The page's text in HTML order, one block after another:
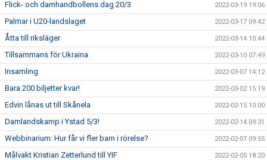
Flick- och damhandbollens dag 20/3 2022-03-19 19:06
Palmar i U20-landslaget 2022-03-17 09:42
Åtta till riksläger 2022-03-14 10:44
Tillsammans för Ukraina 2022-03-10 07:49
Insamling 2022-03-07 14:12
Bara 200 biljetter kvar! 2022-03-02 15:19
Edvin lånas ut till Skånela 2022-02-15 10:00
Damlandskamp i Ystad 5/3! 2022-02-14 09:31
Webbinarium: Hur får vi fler barn i rörelse? 2022-02-07 09:55
Målvakt Kristian Zetterlund till YIF 2022-02-05 18:20